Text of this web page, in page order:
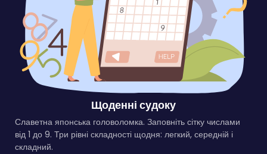
Щоденні судоку
Славетна японська головоломка. Заповніть сітку числами
від 1 до 9. Три рівні складності щодня: легкий, середній і
складний.